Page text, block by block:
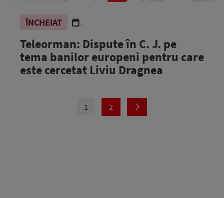
ÎNCHEIAT .
Teleorman: Dispute în C. J. pe
tema banilor europeni pentru care
este cercetat Liviu Dragnea
1 2